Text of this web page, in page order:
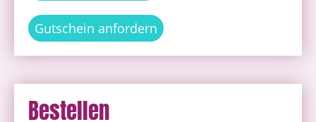
Gutschein anfordern
Bestellen